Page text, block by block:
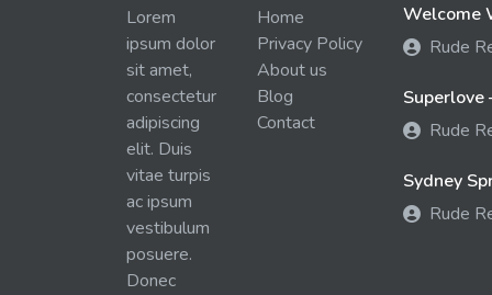
Lorem
ipsum dolor
sit amet,
consectetur
adipiscing
elit. Duis
vitae turpis
ac ipsum
vestibulum
posuere.
Donec
Home
Privacy Policy
About us
Blog
Contact
Welcome
Rude
Superlove
Rude
Sydney
Rude